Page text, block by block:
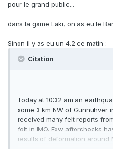
pour le grand public...
dans la game Laki, on as eu le
Sinon il y as eu un 4.2 ce matin :
Citation
Today at 10:32 am an
some 3 km NW of Gunnuhver
received many felt reports
felt in IMO. Few aftershocks
results of deformation around